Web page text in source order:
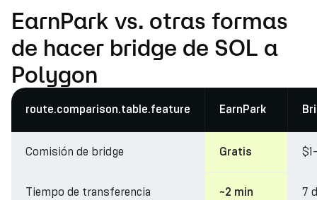
EarnPark vs. otras formas
de hacer bridge de SOL a
Polygon
route.comparison.table.feature EarnPark
Comisión de bridge Gratis
Tiempo de transferencia ~2 min 7